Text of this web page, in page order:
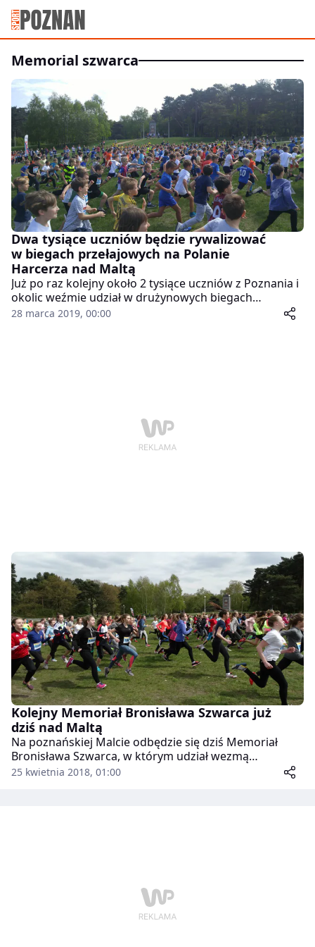
memorial szwarca
Dwa tysiące uczniów będzie rywalizować
w biegach przełajowych na Polanie
Harcerza nad Maltą
Już po raz kolejny około 2 tysiące uczniów z Poznania i
okolic weźmie udział w drużynowych biegach
przełajowych na Polanie Harcerza nad Maltą. Będzie to
28 marca 2019, 00:00
Kolejny Memoriał Bronisława Szwarca już
dziś nad Maltą
Na poznańskiej Malcie odbędzie się dziś Memoriał
Bronisława Szwarca, w którym udział wezmą
uczniowie poznańskich i podpoznańskich szkół. To już
25 kwietnia 2018, 01:00